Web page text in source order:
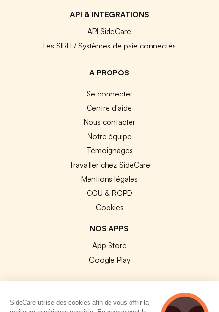
API & INTEGRATIONS
API SideCare
Les SIRH / Systèmes de paie connectés
A PROPOS
Se connecter
Centre d'aide
Nous contacter
Notre équipe
Témoignages
Travailler chez SideCare
Mentions légales
CGU & RGPD
Cookies
NOS APPS
App Store
Google Play
SideCare utilise des cookies afin de vous offrir la